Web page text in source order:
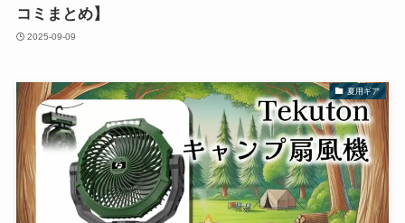
コミまとめ】
2025-09-09
夏用ギア